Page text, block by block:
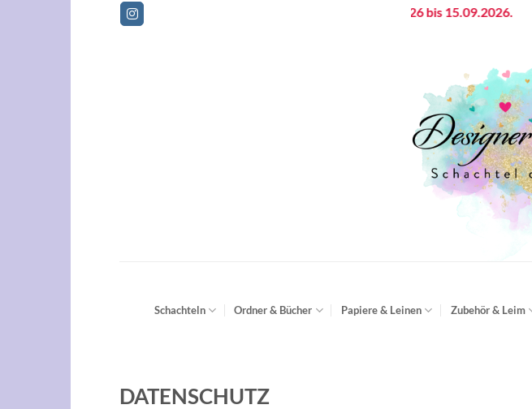
Betriebsferien vom 01.08.2026 bis 15.09.2026.
Schachteln Ordner & Bücher Papiere & Leinen Zubehör & Leim
DATENSCHUTZ